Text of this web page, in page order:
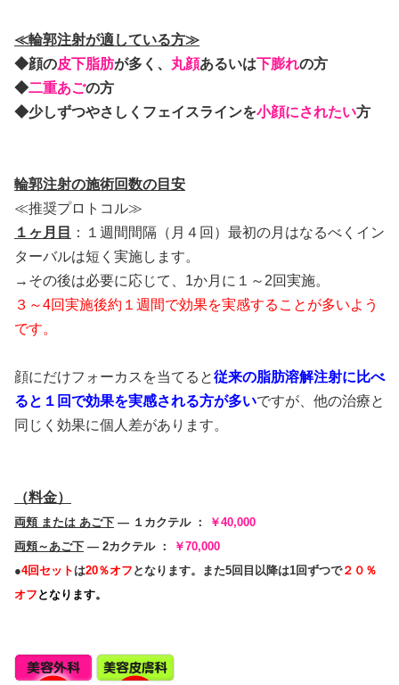
≪輪郭注射が適している方≫
◆顔の皮下脂肪が多く、 丸顔あるいは下膨れの方
◆二重あごの方
◆少しずつやさしくフェイスラインを小顔にされたい方
輪郭注射の施術回数の目安
≪推奨プロトコル≫
１ヶ月目
：１週間間隔（月４回）最初の月はなるべくイン
ターバルは短く実施します。
→その後は必要に応じて、1か月に１～2回実施。
３～4回実施後約１週間で効果を実感することが多いよう
です。
顔にだけフォーカスを当てると従来の脂肪溶解注射に比べ
ると１回で効果を実感される方が多いですが、他の治療と
同じく効果に個人差があります。
（料金）
両頬 または あご下 ― １カクテル ：
￥40,000
両頬～あご下 ― 2カクテル ：
￥70,000
●4回セット は20％オフ となります。また5回目以降は1回ずつで２０％
オフ となります。